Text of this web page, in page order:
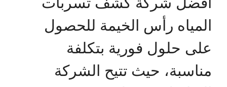
المياه رأس الخيمة للحصول
على حلول فورية بتكلفة
مناسبة، حيث تتيح الشركة